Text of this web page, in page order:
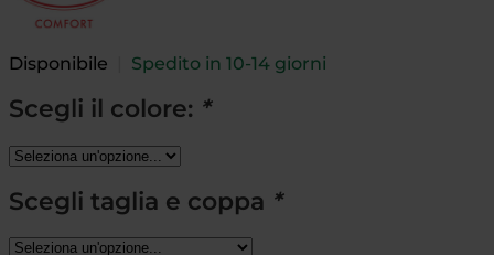
Disponibile Spedito in 10-14 giorni
Scegli il colore: *
Scegli taglia e coppa *